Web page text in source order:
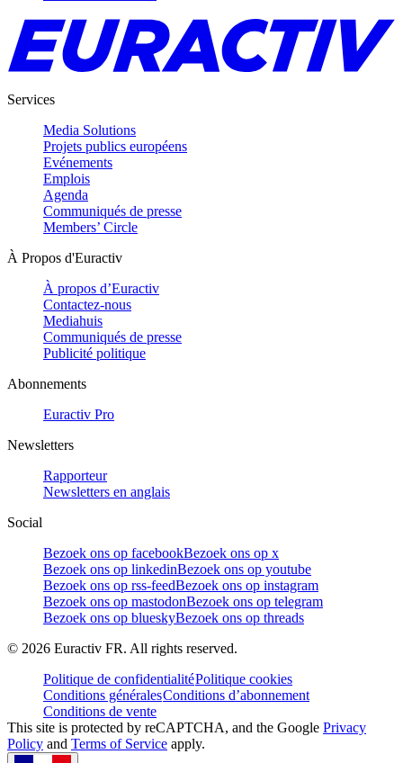
Services
Media Solutions
Projets publics européens
Evénements
Emplois
Agenda
Communiqués de presse
Members’ Circle
À Propos d'Euractiv
À propos d’Euractiv
Contactez-nous
Mediahuis
Communiqués de presse
Publicité politique
Abonnements
Euractiv Pro
Newsletters
Rapporteur
Newsletters en anglais
Social
Bezoek ons op facebookBezoek ons op x
Bezoek ons op linkedinBezoek ons op youtube
Bezoek ons op rss-feedBezoek ons op instagram
Bezoek ons op mastodonBezoek ons op telegram
Bezoek ons op blueskyBezoek ons op threads
© 2026 Euractiv FR. All rights reserved.
Politique de confidentialitéPolitique cookies
Conditions généralesConditions d’abonnement
Conditions de vente
This site is protected by reCAPTCHA, and the Google Privacy
Policy and Terms of Service apply.